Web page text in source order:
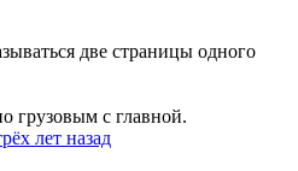
две страницы одного
грузовым с главной.
лет назад